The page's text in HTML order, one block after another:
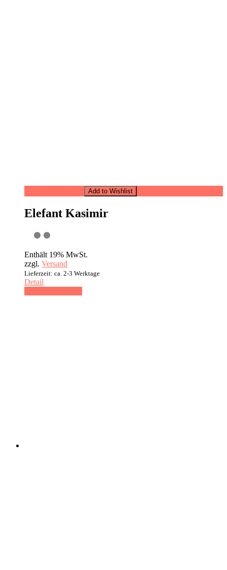
Add to Wishlist
Elefant Kasimir
Enthält 19% MwSt.
zzgl. Versand
Lieferzeit: ca. 2-3 Werktage
Detail